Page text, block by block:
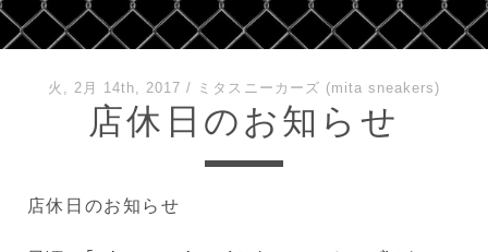
火, 2月 14th, 2017 / ミタスニーカーズ (mita sneakers)
店休日のお知らせ
店休日のお知らせ